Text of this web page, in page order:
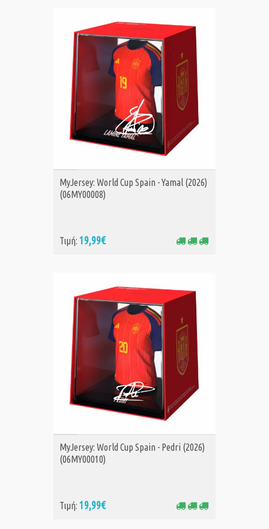
ΑΓΟΡΑ
MyJersey: World Cup Spain - Yamal (2026)
(06MY00008)
Τιμή: 19,99€
ΑΓΟΡΑ
MyJersey: World Cup Spain - Pedri (2026)
(06MY00010)
Τιμή: 19,99€